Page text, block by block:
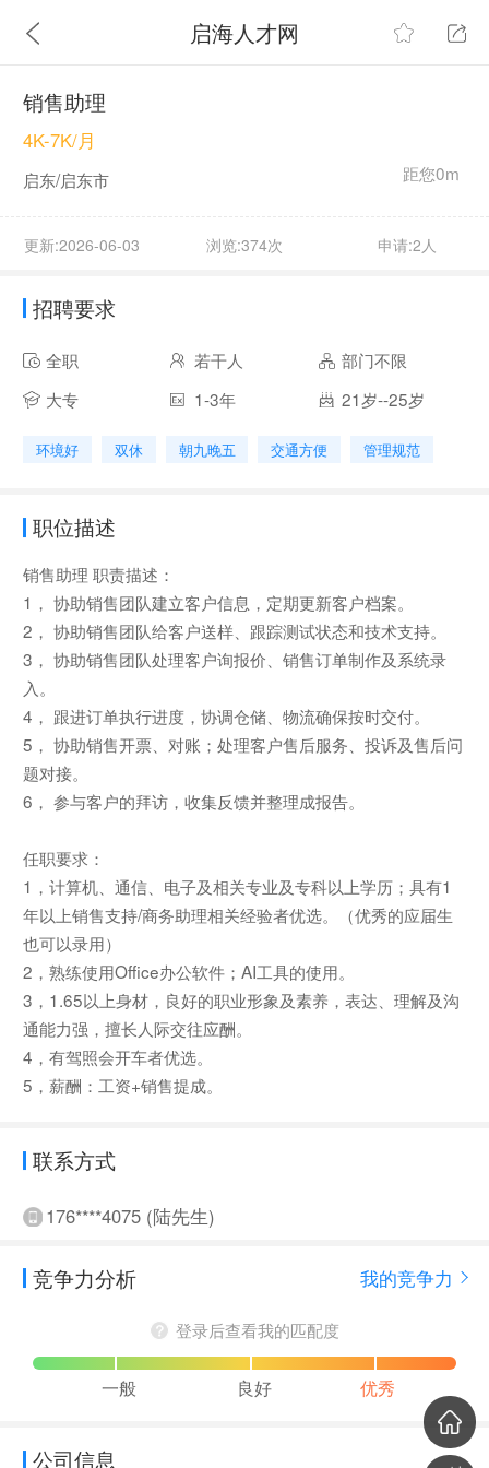
启海人才网
销售助理
距您0m
4K-7K/月
启东/启东市
更新:2026-06-03 浏览:374次 申请:2人
招聘要求
全职 若干人
部门不限
大专
1-3年 21岁--25岁
环境好 双休 朝九晚五 交通方便 管理规范
职位描述
销售助理 职责描述：
1， 协助销售团队建立客户信息，定期更新客户档案。
2， 协助销售团队给客户送样、跟踪测试状态和技术支持。
3， 协助销售团队处理客户询报价、销售订单制作及系统录
入。
4， 跟进订单执行进度，协调仓储、物流确保按时交付。
5， 协助销售开票、对账；处理客户售后服务、投诉及售后问
题对接。
6， 参与客户的拜访，收集反馈并整理成报告。
任职要求：
1，计算机、通信、电子及相关专业及专科以上学历；具有1
年以上销售支持/商务助理相关经验者优选。（优秀的应届生
也可以录用）
2，熟练使用Office办公软件；AI工具的使用。
3，1.65以上身材，良好的职业形象及素养，表达、理解及沟
通能力强，擅长人际交往应酬。
4，有驾照会开车者优选。
5，薪酬：工资+销售提成。
联系方式
176****4075 (陆先生)
竞争力分析 我的竞争力
登录后查看我的匹配度
一般 良好 优秀
公司信息